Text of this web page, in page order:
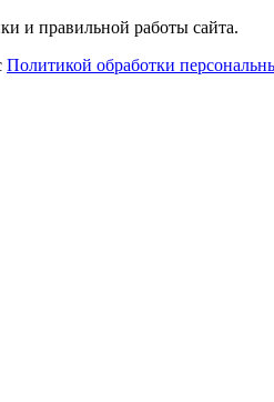
и правильной работы сайта.
Политикой обработки